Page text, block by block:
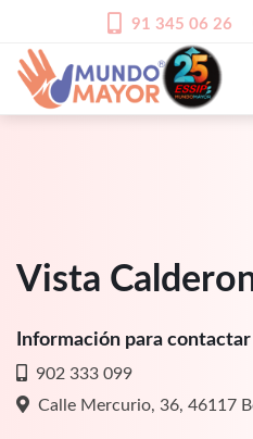
91 345 06 26
Vista
Información para contactar
902 333 099
Calle Mercurio, 36, 46117